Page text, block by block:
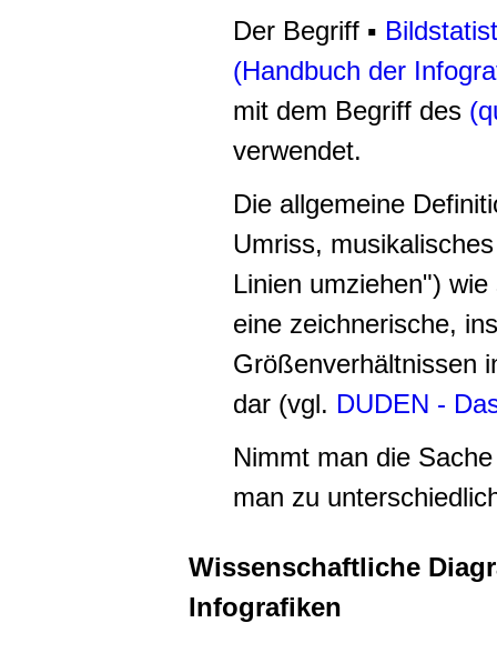
Der Begriff ▪
(Handbuch der
mit dem Begriff des
verwendet.
Die allgemeine
Umriss,
Linien umziehen")
eine zeichnerische,
Größenverhältnissen
dar (vgl. DUDEN -
Nimmt man die
man zu
Wissenschaftliche
Infografiken